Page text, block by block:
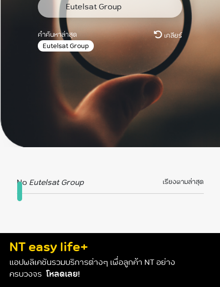
คำค้นหาล่าสุด
เคลียร์
Eutelsat Group
NoEutelsat Group เรียงตามล่าสุด
NT easy life+
แอปพลิเคชันรวมบริการต่างๆ เพื่อลูกค้า NT อย่าง
ครบวงจร โหลดเลย!